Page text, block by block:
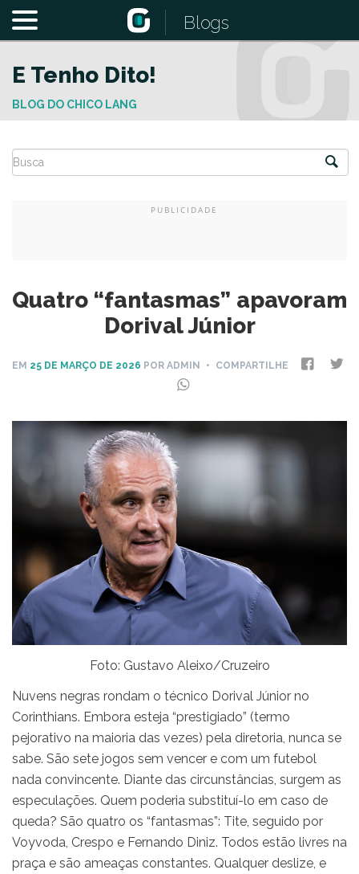
Blogs
E Tenho Dito!
BLOG DO CHICO LANG
Quatro “fantasmas” apavoram
Dorival Júnior
EM 25 DE MARÇO DE 2026 POR ADMIN • COMPARTILHE
Foto: Gustavo Aleixo/Cruzeiro
Nuvens negras rondam o técnico Dorival Júnior no
Corinthians. Embora esteja “prestigiado” (termo
pejorativo na maioria das vezes) pela diretoria, nunca se
sabe. São sete jogos sem vencer e com um futebol
nada convincente. Diante das circunstâncias, surgem as
especulações. Quem poderia substituí-lo em caso de
queda? São quatro os “fantasmas”: Tite, seguido por
Voyvoda, Crespo e Fernando Diniz. Todos estão livres na
praça e são ameaças constantes. Qualquer deslize, e